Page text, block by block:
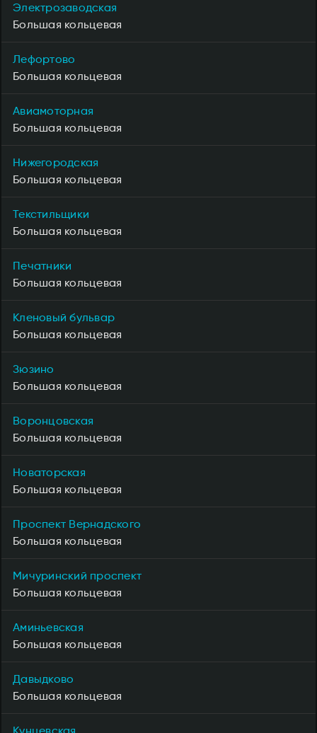
Электрозаводская
Большая кольцевая
Лефортово
Большая кольцевая
Авиамоторная
Большая кольцевая
Нижегородская
Большая кольцевая
Текстильщики
Большая кольцевая
Печатники
Большая кольцевая
Кленовый бульвар
Большая кольцевая
Зюзино
Большая кольцевая
Воронцовская
Большая кольцевая
Новаторская
Большая кольцевая
Проспект Вернадского
Большая кольцевая
Мичуринский проспект
Большая кольцевая
Аминьевская
Большая кольцевая
Давыдково
Большая кольцевая